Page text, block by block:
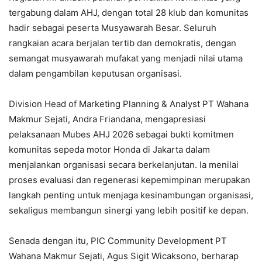
tergabung dalam AHJ, dengan total 28 klub dan komunitas
hadir sebagai peserta Musyawarah Besar. Seluruh
rangkaian acara berjalan tertib dan demokratis, dengan
semangat musyawarah mufakat yang menjadi nilai utama
dalam pengambilan keputusan organisasi.
Division Head of Marketing Planning & Analyst PT Wahana
Makmur Sejati, Andra Friandana, mengapresiasi
pelaksanaan Mubes AHJ 2026 sebagai bukti komitmen
komunitas sepeda motor Honda di Jakarta dalam
menjalankan organisasi secara berkelanjutan. Ia menilai
proses evaluasi dan regenerasi kepemimpinan merupakan
langkah penting untuk menjaga kesinambungan organisasi,
sekaligus membangun sinergi yang lebih positif ke depan.
Senada dengan itu, PIC Community Development PT
Wahana Makmur Sejati, Agus Sigit Wicaksono, berharap